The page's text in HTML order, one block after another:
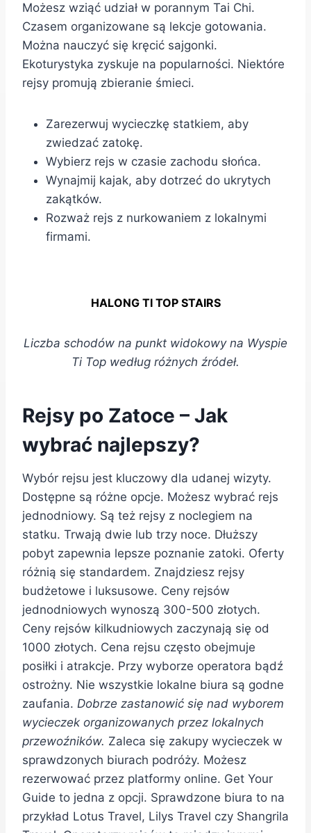
Możesz wziąć udział w porannym Tai Chi.
Czasem organizowane są lekcje gotowania.
Można nauczyć się kręcić sajgonki.
Ekoturystyka zyskuje na popularności. Niektóre
rejsy promują zbieranie śmieci.
Zarezerwuj wycieczkę statkiem, aby
zwiedzać zatokę.
Wybierz rejs w czasie zachodu słońca.
Wynajmij kajak, aby dotrzeć do ukrytych
zakątków.
Rozważ rejs z nurkowaniem z lokalnymi
firmami.
HALONG TI TOP STAIRS
Liczba schodów na punkt widokowy na Wyspie
Ti Top według różnych źródeł.
Rejsy po Zatoce – Jak
wybrać najlepszy?
Wybór rejsu jest kluczowy dla udanej wizyty.
Dostępne są różne opcje. Możesz wybrać rejs
jednodniowy. Są też rejsy z noclegiem na
statku. Trwają dwie lub trzy noce. Dłuższy
pobyt zapewnia lepsze poznanie zatoki. Oferty
różnią się standardem. Znajdziesz rejsy
budżetowe i luksusowe. Ceny rejsów
jednodniowych wynoszą 300-500 złotych.
Ceny rejsów kilkudniowych zaczynają się od
1000 złotych. Cena rejsu często obejmuje
posiłki i atrakcje. Przy wyborze operatora bądź
ostrożny. Nie wszystkie lokalne biura są godne
zaufania. Dobrze zastanowić się nad wyborem
wycieczek organizowanych przez lokalnych
przewoźników. Zaleca się zakupy wycieczek w
sprawdzonych biurach podróży. Możesz
rezerwować przez platformy online. Get Your
Guide to jedna z opcji. Sprawdzone biura to na
przykład Lotus Travel, Lilys Travel czy Shangrila